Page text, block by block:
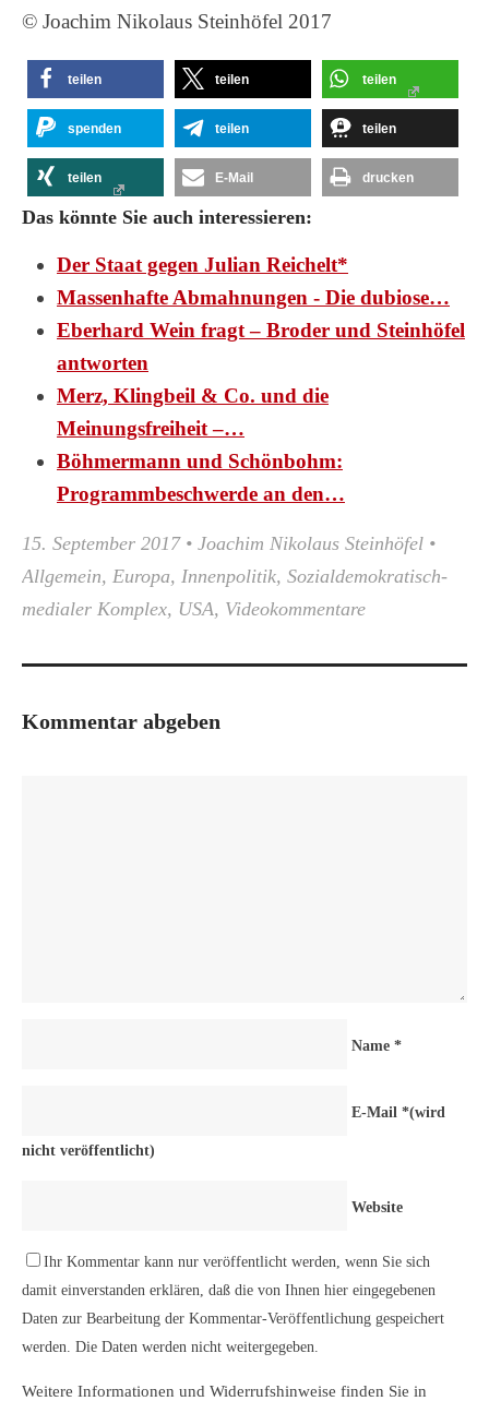
© Joachim Nikolaus Steinhöfel 2017
teilen teilen teilen
spenden teilen teilen
teilen E-Mail drucken
Das könnte Sie auch interessieren:
Der Staat gegen Julian Reichelt*
Massenhafte Abmahnungen - Die dubiose…
Eberhard Wein fragt – Broder und Steinhöfel
antworten
Merz, Klingbeil & Co. und die
Meinungsfreiheit –…
Böhmermann und Schönbohm:
Programmbeschwerde an den…
15. September 2017• Joachim Nikolaus Steinhöfel •
Allgemein, Europa, Innenpolitik, Sozialdemokratisch-
medialer Komplex, USA, Videokommentare
Kommentar abgeben
Name *
E-Mail *(wird
nicht veröffentlicht)
Website
Ihr Kommentar kann nur veröffentlicht werden, wenn Sie sich
damit einverstanden erklären, daß die von Ihnen hier eingegebenen
Daten zur Bearbeitung der Kommentar-Veröffentlichung gespeichert
werden. Die Daten werden nicht weitergegeben.
Weitere Informationen und Widerrufshinweise finden Sie in